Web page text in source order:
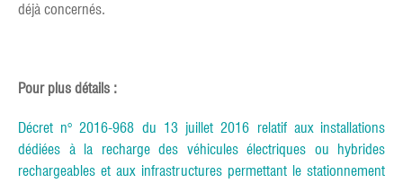
déjà concernés.
Pour plus détails :
Décret n° 2016-968 du 13 juillet 2016 relatif aux installations
dédiées à la recharge des véhicules électriques ou hybrides
rechargeables et aux infrastructures permettant le stationnement